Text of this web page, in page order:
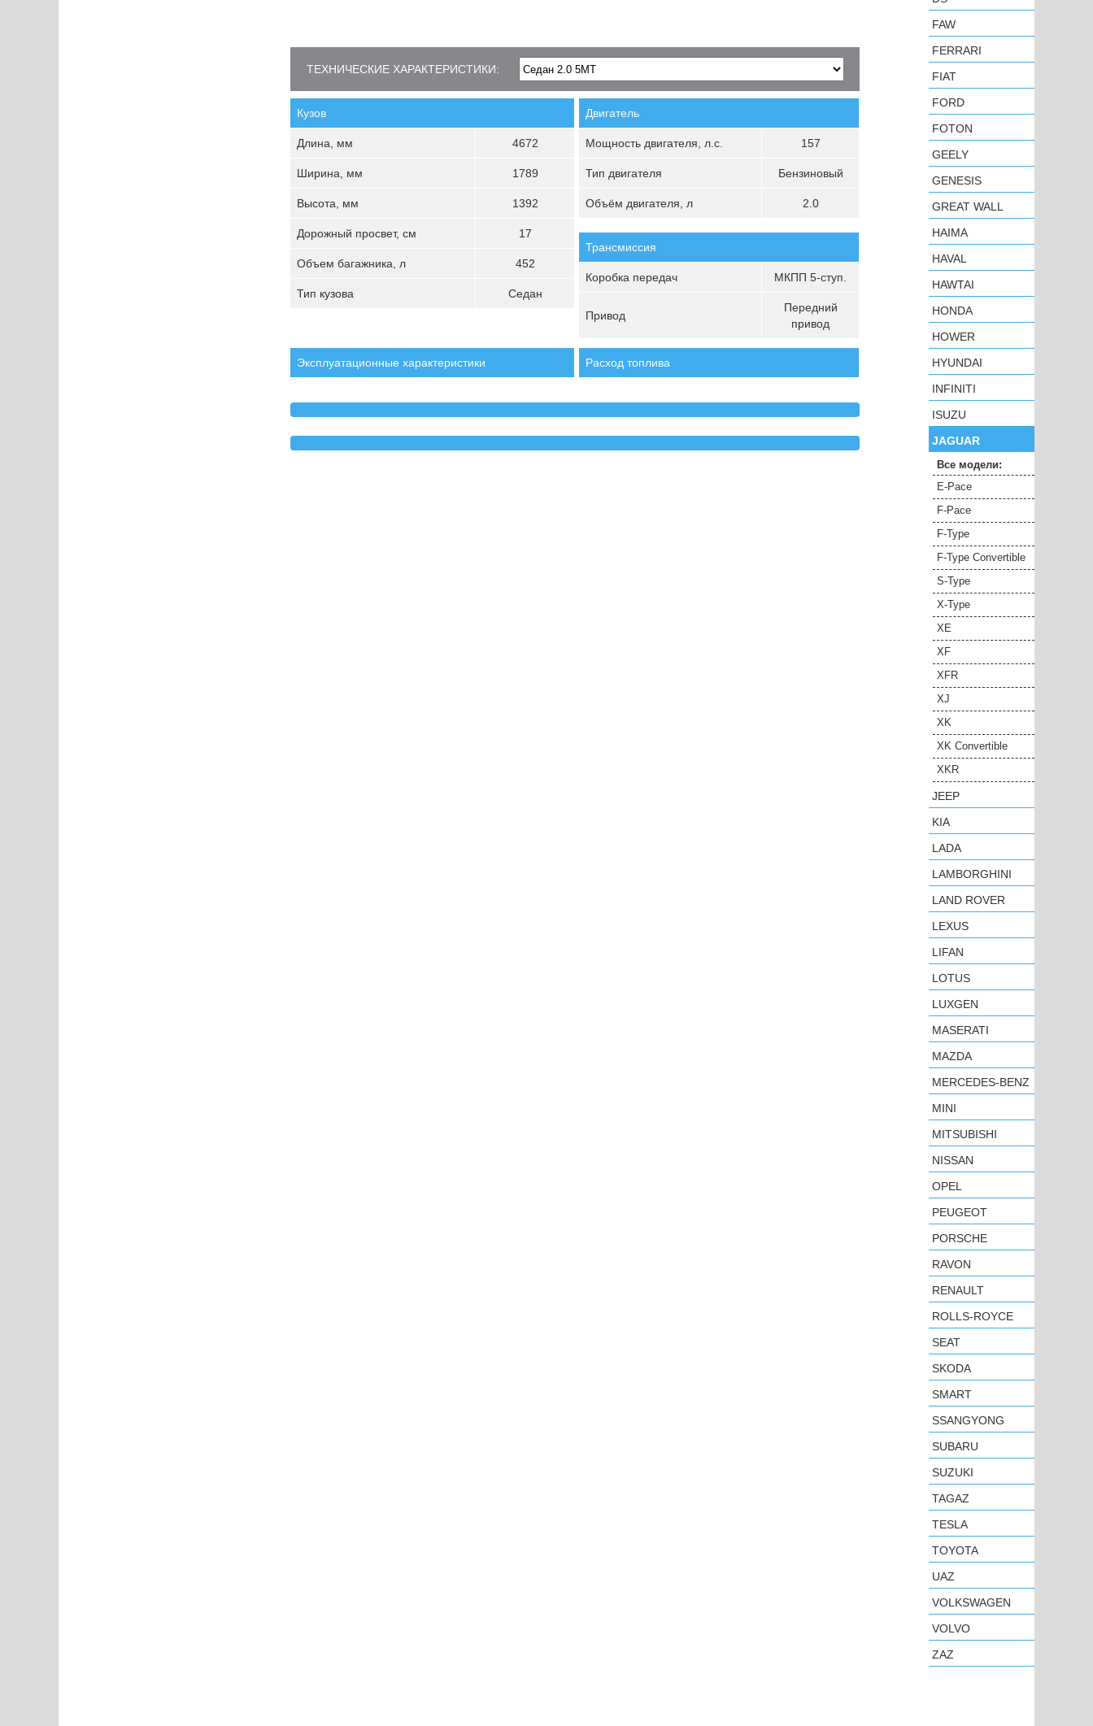
ТЕХНИЧЕСКИЕ ХАРАКТЕРИСТИКИ:
Кузов
Длина, мм 4672
Ширина, мм 1789
Высота, мм 1392
Дорожный просвет, см 17
Объем багажника, л 452
Тип кузова Седан
Двигатель
Мощность двигателя, л.с. 157
Тип двигателя Бензиновый
Объём двигателя, л 2.0
Трансмиссия
Коробка передач МКПП 5-ступ.
Привод
Передний
привод
Эксплуатационные характеристики Расход топлива
FAW
FERRARI
FIAT
FORD
FOTON
GEELY
GENESIS
GREAT WALL
HAIMA
HAVAL
HAWTAI
HONDA
HOWER
HYUNDAI
INFINITI
ISUZU
JAGUAR
Все модели:
E-Pace
F-Pace
F-Type
F-Type Convertible
S-Type
X-Type
XE
XF
XFR
XJ
XK
XK Convertible
XKR
JEEP
KIA
LADA
LAMBORGHINI
LAND ROVER
LEXUS
LIFAN
LOTUS
LUXGEN
MASERATI
MAZDA
MERCEDES-BENZ
MINI
MITSUBISHI
NISSAN
OPEL
PEUGEOT
PORSCHE
RAVON
RENAULT
ROLLS-ROYCE
SEAT
SKODA
SMART
SSANGYONG
SUBARU
SUZUKI
TAGAZ
TESLA
TOYOTA
UAZ
VOLKSWAGEN
VOLVO
ZAZ